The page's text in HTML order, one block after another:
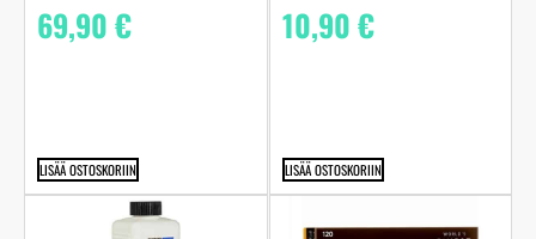
69,90€
LISÄÄ OSTOSKORIIN
10,90€
LISÄÄ OSTOSKORIIN